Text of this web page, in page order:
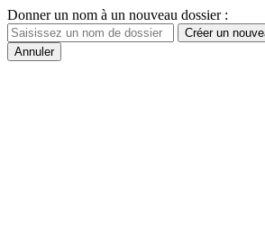
Donner un nom à un nouveau dossier :
Créer un
Annuler